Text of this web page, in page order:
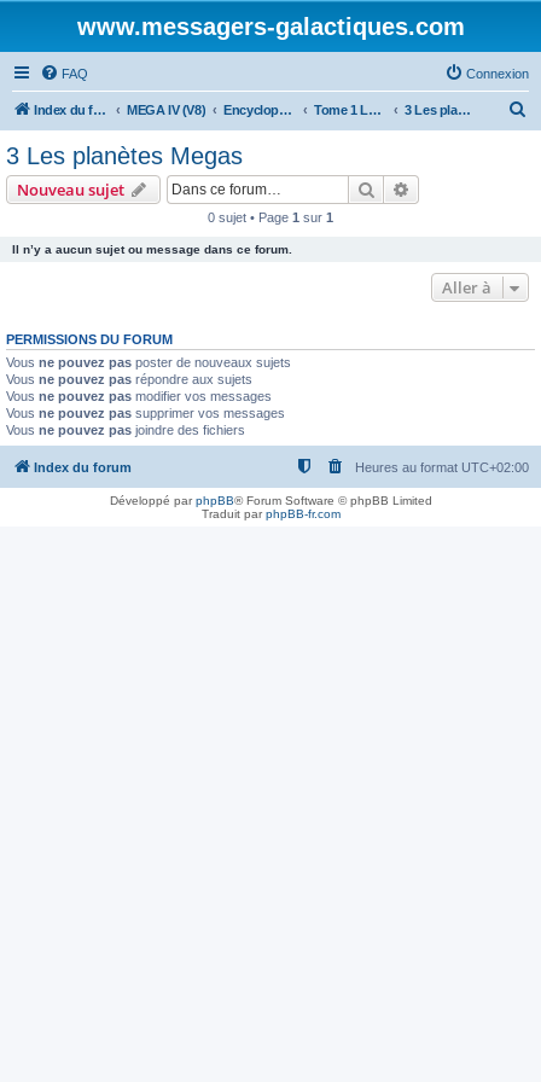
www.messagers-galactiques.com
FAQ Connexion
Index du forum MEGA IV (V8) Encyclopédie (V8) Tome 1 La Guilde 3 Les planètes Megas
3 Les planètes Megas
Nouveau sujet Rechercher
0 sujet • Page 1 sur 1
Il n’y a aucun sujet ou message dans ce forum.
Aller à
PERMISSIONS DU FORUM
Vous ne pouvez pas poster de nouveaux sujets
Vous ne pouvez pas répondre aux sujets
Vous ne pouvez pas modifier vos messages
Vous ne pouvez pas supprimer vos messages
Vous ne pouvez pas joindre des fichiers
Index du forum Heures au format UTC+02:00
Développé parphpBB® Forum Software © phpBB Limited
Traduit parphpBB-fr.com